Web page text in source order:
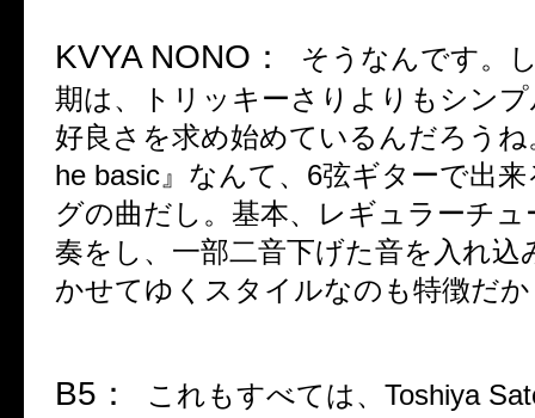
KVYA NONO ：
そうなんです。
期は、トリッキーさりよりもシン
好良さを求め始めているんだろうね
he basic 』なんて、 6弦ギターで出
グの曲だし。基本、レギュラーチ
奏をし、一部二音下げた音を入れ込
かせてゆくスタイルなのも特徴だ
B5 ： これもすべては、 Toshiya